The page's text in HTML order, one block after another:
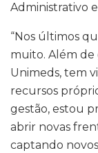
Administrativo
“Nos últimos
muito. Além de
Unimeds, tem
recursos
gestão, estou
abrir novas
captando